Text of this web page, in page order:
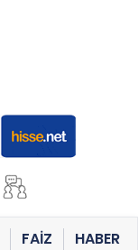
FAİZ HABER